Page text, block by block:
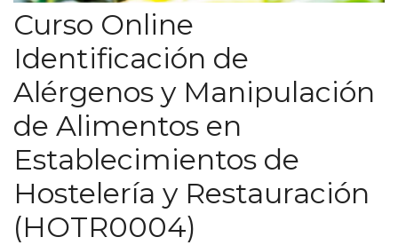
Curso Online
Identificación de
Alérgenos y Manipulación
de Alimentos en
Establecimientos de
Hostelería y Restauración
(HOTR0004)